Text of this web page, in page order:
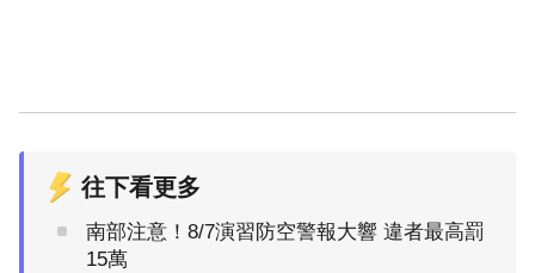
往下看更多
南部注意！8/7演習防空警報大響 違者最高罰
15萬